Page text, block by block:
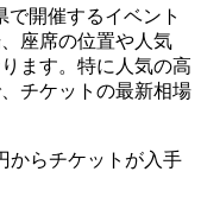
開催するイベント
座席の位置や人気
ます。特に人気の高
チケットの最新相場
からチケットが入手